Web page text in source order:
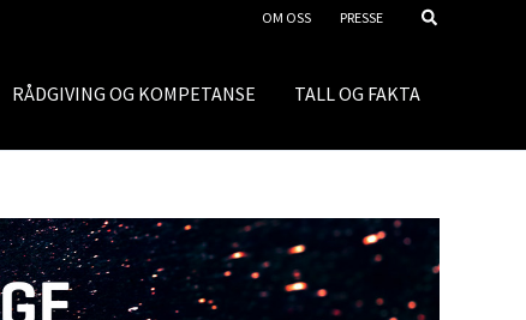
OM OSS PRESSE
RÅDGIVING OG KOMPETANSE TALL OG FAKTA